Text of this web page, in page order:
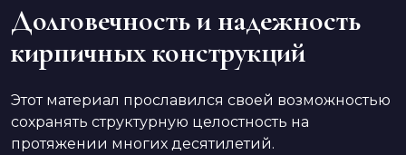
Долговечность и надежность
кирпичных конструкций
Этот материал прославился своей возможностью
сохранять структурную целостность на
протяжении многих десятилетий.